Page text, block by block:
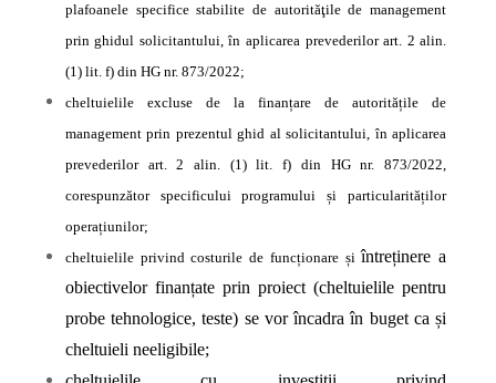
plafoanele specifice stabilite de autorităţile de management
prin ghidul solicitantului, în aplicarea prevederilor art. 2 alin.
(1) lit. f) din HG nr. 873/2022;
cheltuielile excluse de la finanțare de autoritățile de
management prin prezentul ghid al solicitantului, în aplicarea
prevederilor art. 2 alin. (1) lit. f) din HG nr. 873/2022,
corespunzător specificului programului și particularităților
operațiunilor;
cheltuielile privind costurile de funcționare șiîntreținere a
obiectivelor finanțate prin proiect (cheltuielile pentru
probe tehnologice, teste) se vor încadra în buget ca și
cheltuieli neeligibile;